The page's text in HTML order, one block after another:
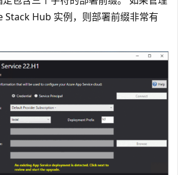
Stack Hub 实例，则部署前缀非常有